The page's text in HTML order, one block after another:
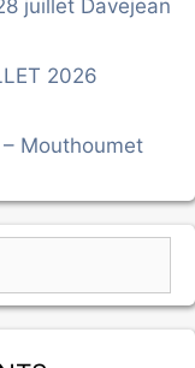
juillet Davejean
2026
Mouthoumet